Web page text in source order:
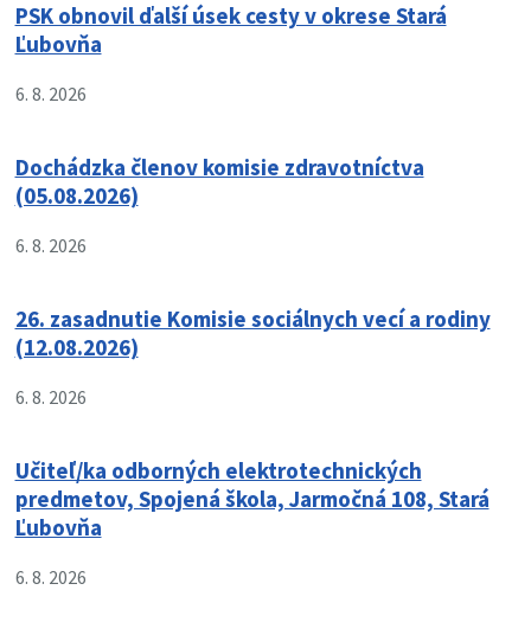
PSK obnovil ďalší úsek cesty v okrese Stará
Ľubovňa
6. 8. 2026
Dochádzka členov komisie zdravotníctva
(05.08.2026)
6. 8. 2026
26. zasadnutie Komisie sociálnych vecí a rodiny
(12.08.2026)
6. 8. 2026
Učiteľ/ka odborných elektrotechnických
predmetov, Spojená škola, Jarmočná 108, Stará
Ľubovňa
6. 8. 2026